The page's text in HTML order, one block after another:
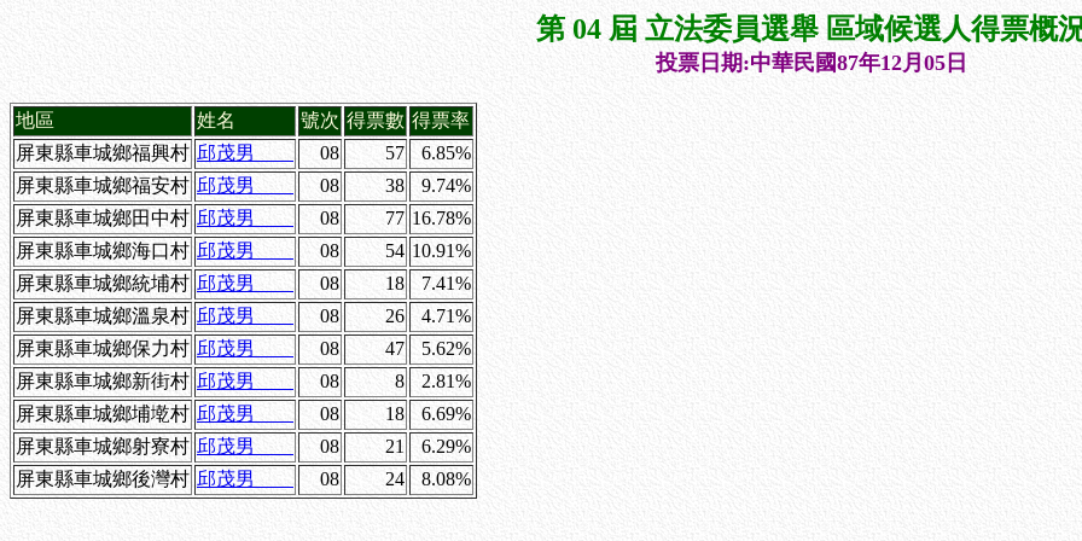
第 04 屆 立法委員選舉 區域候選人得票概
投票日期:中華民國87年12月05日
地區 姓名 號次 得票數 得票率
屏東縣車城鄉福興村 邱茂男 08 57
6.85%
屏東縣車城鄉福安村 邱茂男 08 38
9.74%
屏東縣車城鄉田中村 邱茂男 08 77 16.78%
屏東縣車城鄉海口村 邱茂男 08 54 10.91%
屏東縣車城鄉統埔村 邱茂男 08 18
7.41%
屏東縣車城鄉溫泉村 邱茂男 08 26
4.71%
屏東縣車城鄉保力村 邱茂男 08 47
5.62%
屏東縣車城鄉新街村 邱茂男 08 8
2.81%
屏東縣車城鄉埔墘村 邱茂男 08 18
6.69%
屏東縣車城鄉射寮村 邱茂男 08 21
6.29%
屏東縣車城鄉後灣村 邱茂男 08 24 8.08%